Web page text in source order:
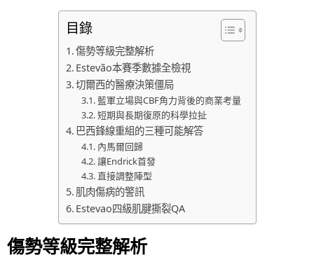
目錄
傷勢等級完整解析
Estevão本賽季數據全檢視
切爾西的醫療決策僵局
藍軍立場與CBF角力背後的商業考量
短期與長期復原的科學拉扯
巴西鋒線重組的三種可能解答
內馬爾回歸
讓Endrick首發
直接調整陣型
肌肉傷病的警訊
Estevao四級肌腱撕裂QA
傷勢等級完整解析